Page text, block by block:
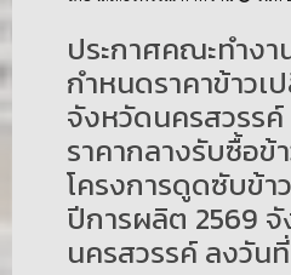
ประกาศคณะทำง
กำหนดราคาข้าวเ
จังหวัดนครสวรรค์
ราคากลางรับซื้อข้
โครงการดูดซับข้า
ปีการผลิต 2569
นครสวรรค์ ลงวัน